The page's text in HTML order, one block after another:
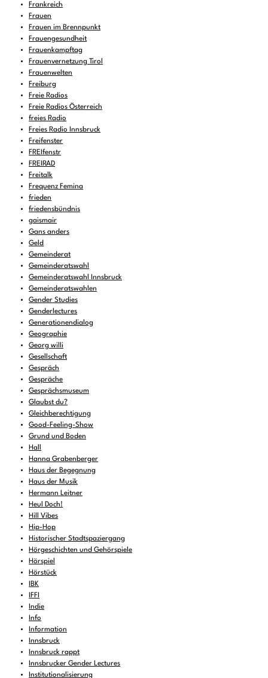
Frankreich
Frauen
Frauen im Brennpunkt
Frauengesundheit
Frauenkampftag
Frauenvernetzung Tirol
Frauenwelten
Freiburg
Freie Radios
Freie Radios Österreich
freies Radio
Freies Radio Innsbruck
Freifenster
FREIfenstr
FREIRAD
Freitalk
Frequenz Femina
frieden
friedensbündnis
gaismair
Gans anders
Geld
Gemeinderat
Gemeinderatswahl
Gemeinderatswahl Innsbruck
Gemeinderatswahlen
Gender Studies
Genderlectures
Generationendialog
Geographie
Georg willi
Gesellschaft
Gespräch
Gespräche
Gesprächsmuseum
Glaubst du?
Gleichberechtigung
Good-Feeling-Show
Grund und Boden
Hall
Hanna Grabenberger
Haus der Begegnung
Haus der Musik
Hermann Leitner
Heul Doch!
Hill Vibes
Hip-Hop
Historischer Stadtspaziergang
Hörgeschichten und Gehörspiele
Hörspiel
Hörstück
IBK
IFFI
Indie
Info
Information
Innsbruck
Innsbruck rappt
Innsbrucker Gender Lectures
Institutionalisierung